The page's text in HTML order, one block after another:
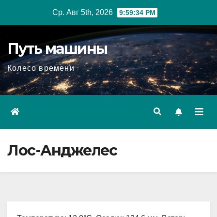
Ср. Авг 5th, 2026 9:59:35 PM
Путь машины
Колесо времени
Лос-Анджелес